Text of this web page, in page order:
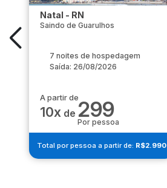
Natal - RN
Saindo de Guarulhos
7 noites de hospedagem
Saída: 26/08/2026
A partir de
10x de 299
Por pessoa
Total por pessoa a partir de: R$2.990